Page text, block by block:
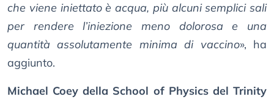
che viene iniettato è acqua, più alcuni semplici sali
per rendere l’iniezione meno dolorosa e una
quantità assolutamente minima di vaccino», ha
aggiunto.
Michael Coey della School of Physics del Trinity